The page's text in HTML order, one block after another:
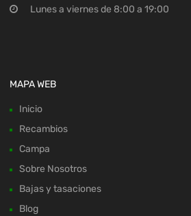
Lunes a viernes de 8:00 a 19:00
MAPA WEB
Inicio
Recambios
Campa
Sobre Nosotros
Bajas y tasaciones
Blog